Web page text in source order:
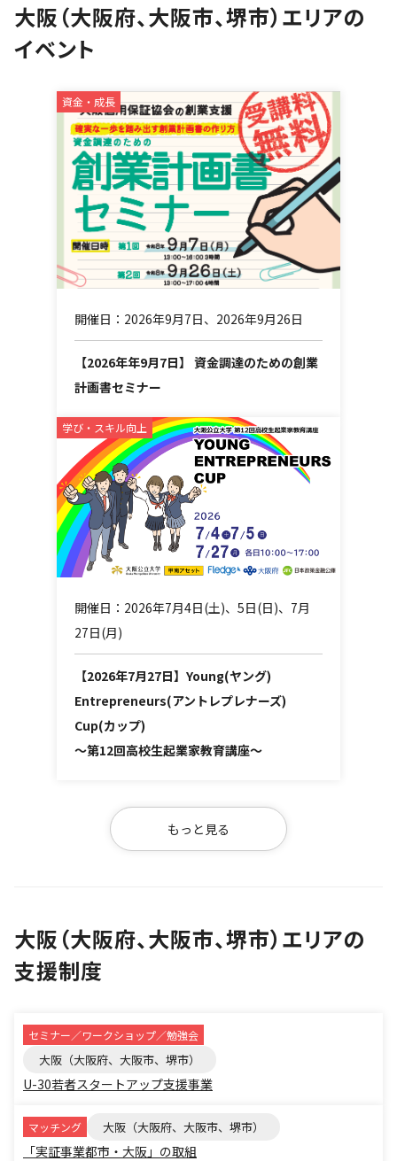
大阪（大阪府、大阪市、堺市）エリアの
イベント
資金・成長
開催日：2026年9月7日、2026年9月26日
【2026年年9月7日】 資金調達のための創業
計画書セミナー
学び・スキル向上
開催日：2026年7月4日(土)、5日(日)、7月
27日(月)
【2026年7月27日】Young(ヤング)
Entrepreneurs(アントレプレナーズ)
Cup(カップ)
～第12回高校生起業家教育講座～
もっと見る
大阪（大阪府、大阪市、堺市）エリアの
支援制度
セミナー／ワークショップ／勉強会
大阪（大阪府、大阪市、堺市）
U-30若者スタートアップ支援事業
マッチング 大阪（大阪府、大阪市、堺市）
「実証事業都市・大阪」の取組